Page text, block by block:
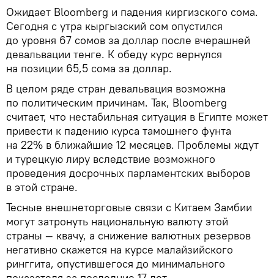
Ожидает Bloomberg и падения киргизского сома.
Сегодня с утра кыргызский сом опустился
до уровня 67 сомов за доллар после вчерашней
девальвации тенге. К обеду курс вернулся
на позиции 65,5 сома за доллар.
В целом ряде стран девальвация возможна
по политическим причинам. Так, Bloomberg
считает, что нестабильная ситуация в Египте может
привести к падению курса тамошнего фунта
на 22% в ближайшие 12 месяцев. Проблемы ждут
и турецкую лиру вследствие возможного
проведения досрочных парламентских выборов
в этой стране.
Тесные внешнеторговые связи с Китаем Замбии
могут затронуть национальную валюту этой
страны — квачу, а снижение валютных резервов
негативно скажется на курсе малайзийского
ринггита, опустившегося до минимального